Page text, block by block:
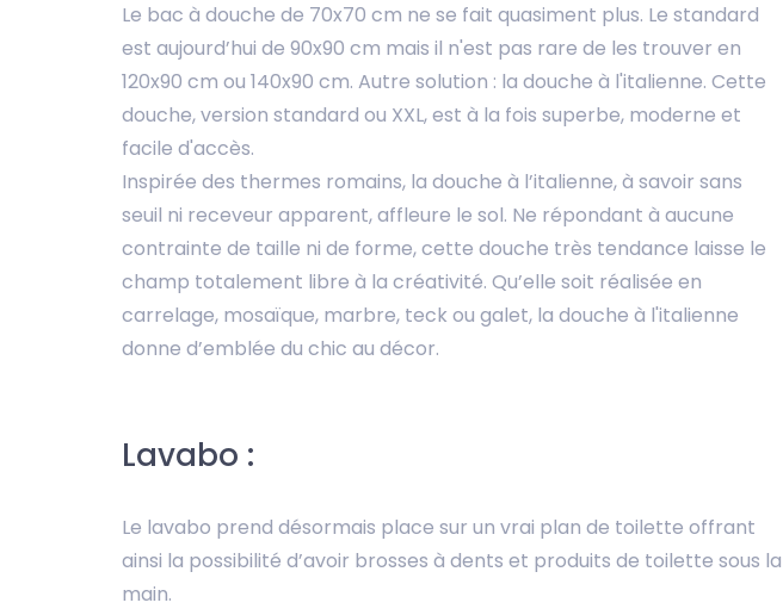
Le bac à douche de 70x70 cm ne se fait quasiment plus. Le standard
est aujourd’hui de 90x90 cm mais il n'est pas rare de les trouver en
120x90 cm ou 140x90 cm. Autre solution : la douche à l'italienne. Cette
douche, version standard ou XXL, est à la fois superbe, moderne et
facile d'accès.
Inspirée des thermes romains, la douche à l’italienne, à savoir sans
seuil ni receveur apparent, affleure le sol. Ne répondant à aucune
contrainte de taille ni de forme, cette douche très tendance laisse le
champ totalement libre à la créativité. Qu’elle soit réalisée en
carrelage, mosaïque, marbre, teck ou galet, la douche à l'italienne
donne d’emblée du chic au décor.
Lavabo :
Le lavabo prend désormais place sur un vrai plan de toilette offrant
ainsi la possibilité d’avoir brosses à dents et produits de toilette sous la
main.